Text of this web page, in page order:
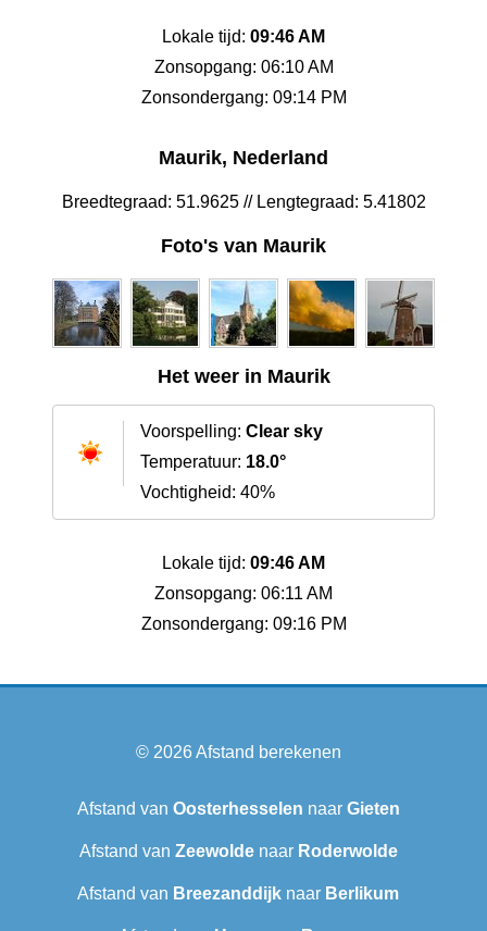
Lokale tijd: 09:46 AM
Zonsopgang: 06:10 AM
Zonsondergang: 09:14 PM
Maurik, Nederland
Breedtegraad: 51.9625 // Lengtegraad: 5.41802
Foto's van Maurik
Het weer in Maurik
Voorspelling: Clear sky
Temperatuur: 18.0°
Vochtigheid: 40%
Lokale tijd: 09:46 AM
Zonsopgang: 06:11 AM
Zonsondergang: 09:16 PM
© 2026Afstand berekenen
Afstand van Oosterhesselen naar Gieten
Afstand van Zeewoldenaar Roderwolde
Afstand van Breezanddijk naar Berlikum